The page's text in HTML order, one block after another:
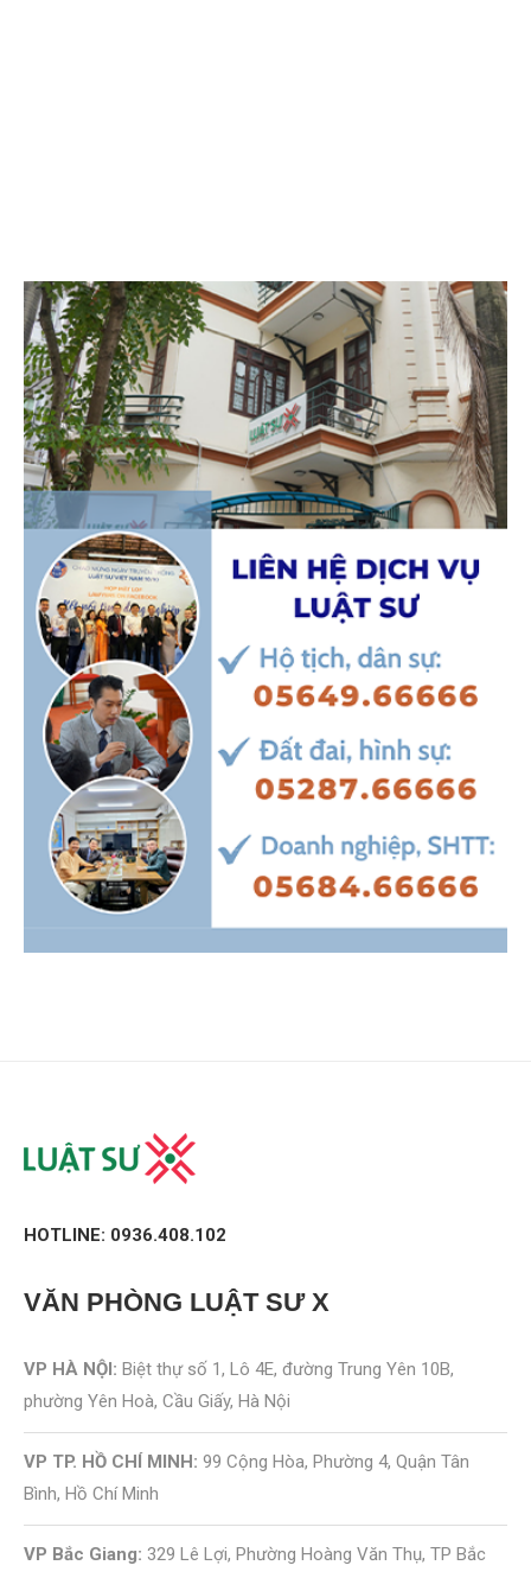
HOTLINE: 0936.408.102
VĂN PHÒNG LUẬT SƯ X
VP HÀ NỘI: Biệt thự số 1, Lô 4E, đường Trung Yên 10B,
phường Yên Hoà, Cầu Giấy, Hà Nội
VP TP. HỒ CHÍ MINH: 99 Cộng Hòa, Phường 4, Quận Tân
Bình, Hồ Chí Minh
VP Bắc Giang: 329 Lê Lợi, Phường Hoàng Văn Thụ, TP Bắc